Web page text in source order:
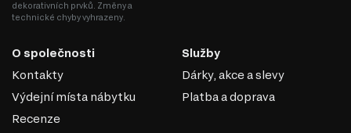
dekorativních prvků. Změny a
technické chyby vyhrazeny.
O společnosti
Kontakty
Výdejní místa nábytku
Recenze
Služby
Dárky, akce a slevy
Platba a doprava